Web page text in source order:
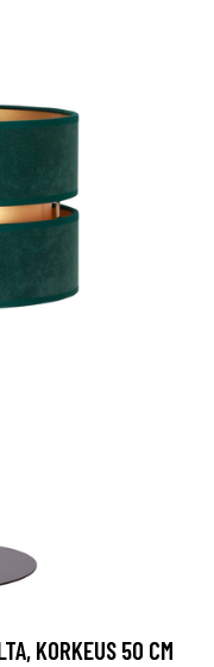
KORKEUS 50 CM